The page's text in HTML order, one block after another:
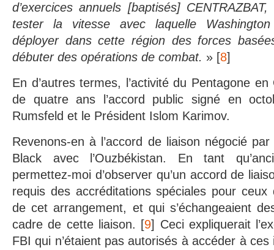
d’exercices annuels [baptisés]
tester la vitesse avec laquelle
déployer dans cette région des forces
débuter des opérations de combat. » [8]
En d’autres termes, l’activité du Pentagone
de quatre ans l’accord public signé en
Rumsfeld et le Président Islom Karimov.
Revenons-en à l’accord de liaison négocié
Black avec l’Ouzbékistan. En tant
permettez-moi d’observer qu’un accord de
requis des accréditations spéciales pour
de cet arrangement, et qui s’échangeaient
cadre de cette liaison. [9] Ceci expliquerait
FBI qui n’étaient pas autorisés à accéder à